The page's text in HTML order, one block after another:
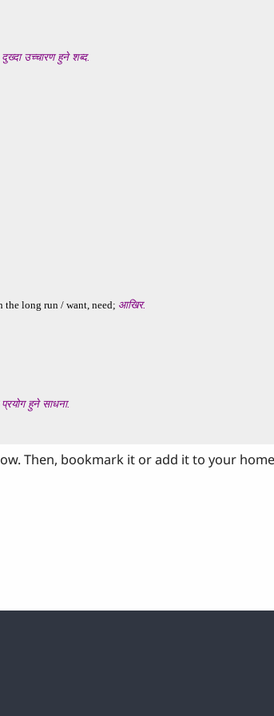
Then, bookmark it or add it to your